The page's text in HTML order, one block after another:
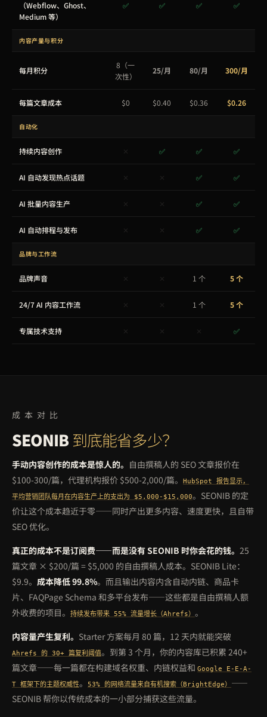
（Webflow、Ghost、
Medium 等）
✅ ✅ ✅ ✅
内容产量与积分
每月积分
8（一
次性）
25/月 80/月 300/月
每篇文章成本 $0 $0.40 $0.36 $0.26
自动化
持续内容创作 ✅ ✅ ✅
AI 自动发现热点话题 ✅ ✅
AI 批量内容生产 ✅ ✅
AI 自动排程与发布 ✅ ✅
品牌与工作流
品牌声音 1 个 5 个
24/7 AI 内容工作流 1 个 5 个
专属技术支持 ✅
成本对比
SEONIB 到底能省多少？
手动内容创作的成本是惊人的。 自由撰稿人的 SEO 文章报价在
$100-300/篇，代理机构报价 $500-2,000/篇。
HubSpot 报告显示，
平均营销团队每月在内容生产上的支出为 $5,000-$15,000。SEONIB 的定
价让这个成本趋近于零——同时产出更多内容、速度更快，且自带
SEO 优化。
真正的成本不是订阅费——而是没有 SEONIB 时你会花的钱。 25
篇文章 × $200/篇 = $5,000 的自由撰稿人成本。SEONIB Lite：
$9.9。 成本降低 99.8%。而且输出内容内含自动内链、商品卡
片、FAQPage Schema 和多平台发布——这些都是自由撰稿人额
外收费的项目。
持续发布带来 55% 流量增长（Ahrefs） 。
内容量产生复利。 Starter 方案每月 80 篇，12 天内就能突破
Ahrefs 的 30+ 篇复利阈值。到第 3 个月，你的内容库已积累 240+
篇文章——每一篇都在构建域名权重、内链权益和 Google E-E-A-
T 框架下的主题权威性。 53% 的网络流量来自有机搜索（BrightEdge） ——
SEONIB 帮你以传统成本的一小部分捕获这些流量。